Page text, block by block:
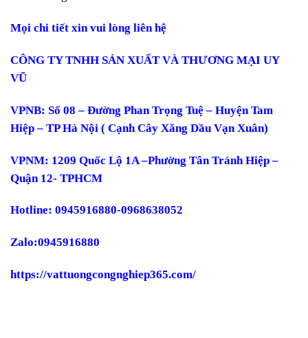
Mọi chi tiết xin vui lòng liên hệ
CÔNG TY TNHH SẢN XUẤT VÀ THƯƠNG MẠI UY
VŨ
VPNB: Số 08 – Đường Phan Trọng Tuệ – Huyện Tam
Hiệp – TP Hà Nội ( Cạnh Cây Xăng Dầu Vạn Xuân)
VPNM: 1209 Quốc Lộ 1A –Phường Tân Tránh Hiệp –
Quận 12- TPHCM
Hotline: 0945916880-0968638052
Zalo:0945916880
https://vattuongcongnghiep365.com/